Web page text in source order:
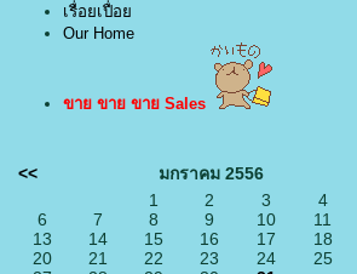
เรื่อยเปื่อ
Our Home
ขาย ขาย ขาย Sales
<< มกราคม 2556
1
2 3 4
6
7 8 9 10 11
13
14 15 16 17 18
20
21 22 23 24 25